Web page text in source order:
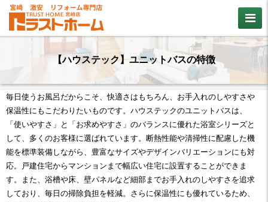
【ハウステック】ユニットバスの特徴
毎日使うお風呂だからこそ、快適さはもちろん、お手入れのしやすさや
保温性にもこだわりたいものです。ハウステックのユニットバスは、
「使いやすさ」と「お求めやすさ」のバランスに優れた浴室シリーズと
して、多くのお客様に選ばれています。断熱性能や清掃性に配慮した機
能を標準装備しながら、豊富なサイズやデザインバリエーションにも対
応。戸建住宅からマンションまで幅広い住宅に設置することができま
す。また、浴槽や床、壁パネルなど細部までお手入れのしやすさを追求
しており、毎日の掃除負担を軽減。さらに保温性にも優れているため、